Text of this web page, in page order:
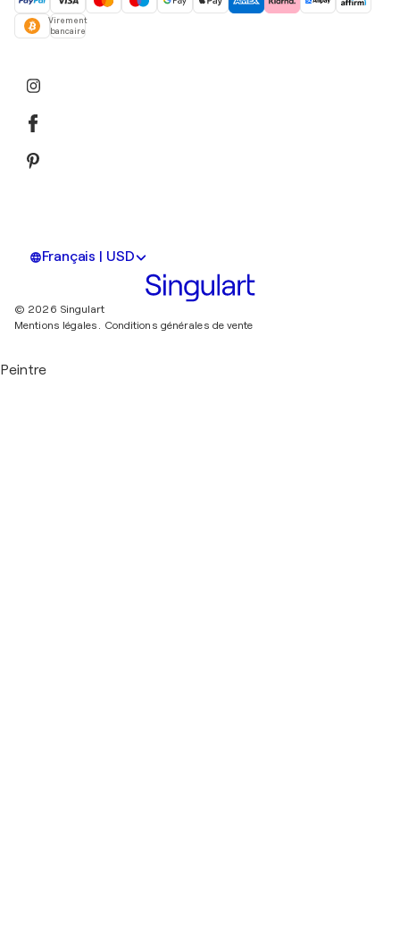
Virement
bancaire
Français | USD
© 2026 Singulart
Mentions légales. Conditions générales de vente
Peintre